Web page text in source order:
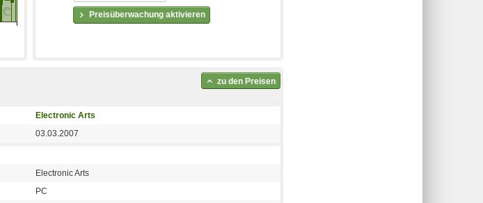
Preisüberwachung aktivieren
zu den Preisen
Electronic Arts
03.03.2007
Electronic Arts
PC